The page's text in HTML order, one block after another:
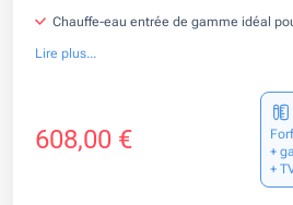
Chauffe-eau entrée de gamme idéal
Lire plus...
608,00 €
+
+